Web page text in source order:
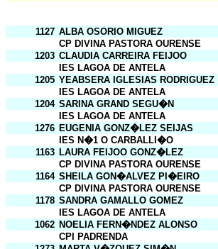
1127 ALBA OSORIO MIGUEZ
CP DIVINA PASTORA OURENSE
1203 CLAUDIA CARREIRA FEIJOO
IES LAGOA DE ANTELA
1205 YEABSERA IGLESIAS RODRIGUEZ
IES LAGOA DE ANTELA
1204 SARINA GRAND SEGU�N
IES LAGOA DE ANTELA
1276 EUGENIA GONZ�LEZ SEIJAS
IES N�1 O CARBALLI�O
1163 LAURA FEIJOO GONZ�LEZ
CP DIVINA PASTORA OURENSE
1164 SHEILA GON�ALVEZ PI�EIRO
CP DIVINA PASTORA OURENSE
1178 SANDRA GAMALLO GOMEZ
IES LAGOA DE ANTELA
1062 NOELIA FERN�NDEZ ALONSO
CPI PADRENDA